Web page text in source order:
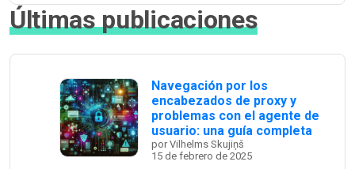
Últimas publicaciones
Navegación por los
encabezados de proxy y
problemas con el agente de
usuario: una guía completa
por Vilhelms Skujiņš
15 de febrero de 2025